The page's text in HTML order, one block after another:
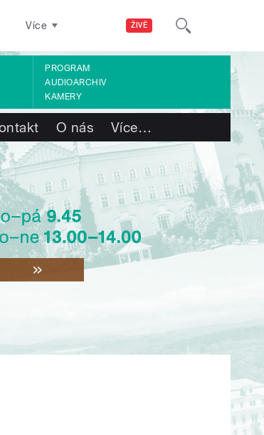
ŽIVĚ
Více
PROGRAM
AUDIOARCHIV
KAMERY
O nás Více…